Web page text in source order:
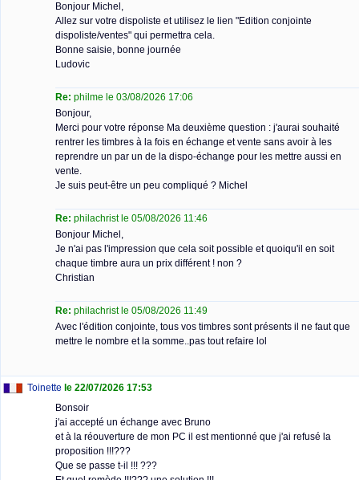
Bonjour Michel,
Allez sur votre dispoliste et utilisez le lien "Edition conjointe
dispoliste/ventes" qui permettra cela.
Bonne saisie, bonne journée
Ludovic
Re: philme le 03/08/2026 17:06
Bonjour,
Merci pour votre réponse Ma deuxième question : j'aurai souhaité
rentrer les timbres à la fois en échange et vente sans avoir à les
reprendre un par un de la dispo-échange pour les mettre aussi en
vente.
Je suis peut-être un peu compliqué ? Michel
Re: philachrist le 05/08/2026 11:46
Bonjour Michel,
Je n'ai pas l'impression que cela soit possible et quoiqu'il en soit
chaque timbre aura un prix différent ! non ?
Christian
Re: philachrist le 05/08/2026 11:49
Avec l'édition conjointe, tous vos timbres sont présents il ne faut que
mettre le nombre et la somme..pas tout refaire lol
Toinette le 22/07/2026 17:53
Bonsoir
j'ai accepté un échange avec Bruno
et à la réouverture de mon PC il est mentionné que j'ai refusé la
proposition !!!???
Que se passe t-il !!! ???